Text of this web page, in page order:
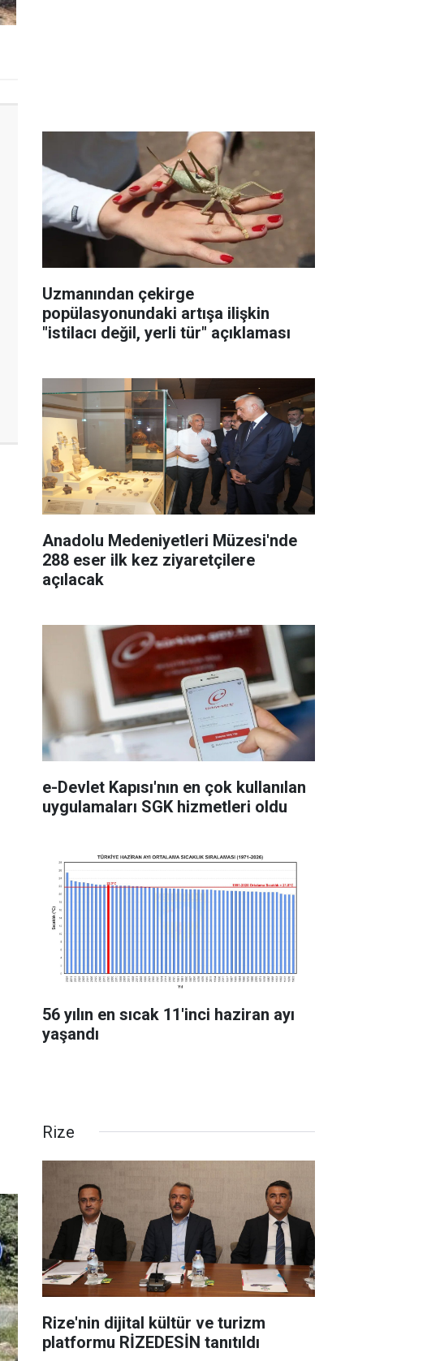
Uzmanından çekirge
popülasyonundaki artışa ilişkin
"istilacı değil, yerli tür" açıklaması
Anadolu Medeniyetleri Müzesi'nde
288 eser ilk kez ziyaretçilere
açılacak
e-Devlet Kapısı'nın en çok kullanılan
uygulamaları SGK hizmetleri oldu
56 yılın en sıcak 11'inci haziran ayı
yaşandı
Rize
Rize'nin dijital kültür ve turizm
platformu RİZEDESİN tanıtıldı